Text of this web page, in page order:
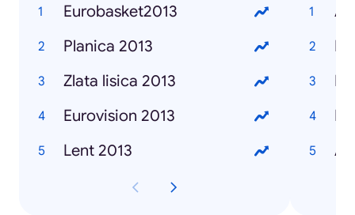
Eurobasket2013
Planica 2013
Zlata lisica 2013
Eurovision 2013
Lent 2013